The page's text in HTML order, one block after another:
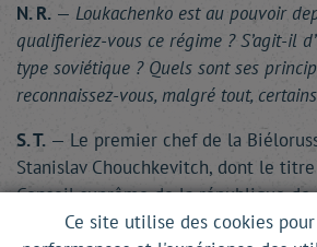
N. R. — Loukachenko est au pouvoir
qualifieriez-vous ce régime ? S’agit-il
type soviétique ? Quels sont ses
reconnaissez-vous, malgré tout,
S. T. — Le premier chef de la
Stanislav Chouchkevitch, dont le
Conseil suprême de la république
échoué à mener à bien les réformes
Ce site utilise des cookies